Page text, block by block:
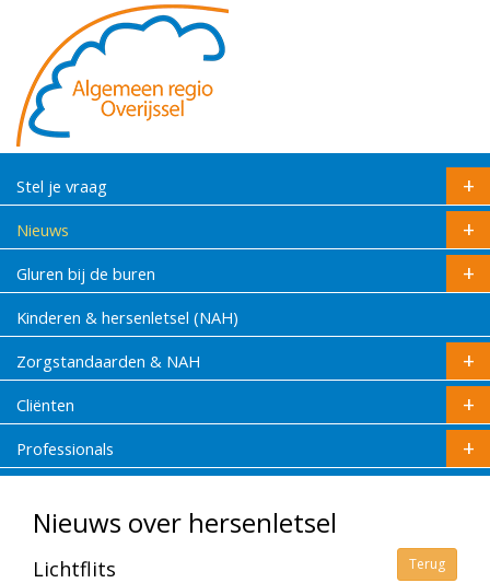
Stel je vraag
Nieuws
Gluren bij de buren
Kinderen & hersenletsel (NAH)
Zorgstandaarden & NAH
Cliënten
Professionals
Nieuws over hersenletsel
Terug
Lichtflits